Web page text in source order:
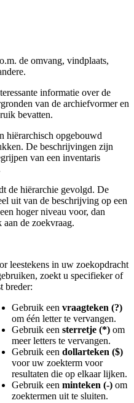
de omvang, vindplaats,
informatie over de
van de archiefvormer en
bevatten.
hiërarchisch opgebouwd
De beschrijvingen zijn
van een inventaris
de hiërarchie gevolgd. De
uit van de beschrijving op een
hoger niveau voor, dan
de zoekvraag.
leestekens in uw zoekopdracht
zoekt u specifieker of
breder:
Gebruik een vraagteken (?)
om één letter te vervangen.
Gebruik een sterretje (*) om
meer letters te vervangen.
Gebruik een dollarteken ($)
voor uw zoekterm voor
resultaten die op elkaar lijken.
Gebruik een minteken (-) om
zoektermen uit te sluiten.